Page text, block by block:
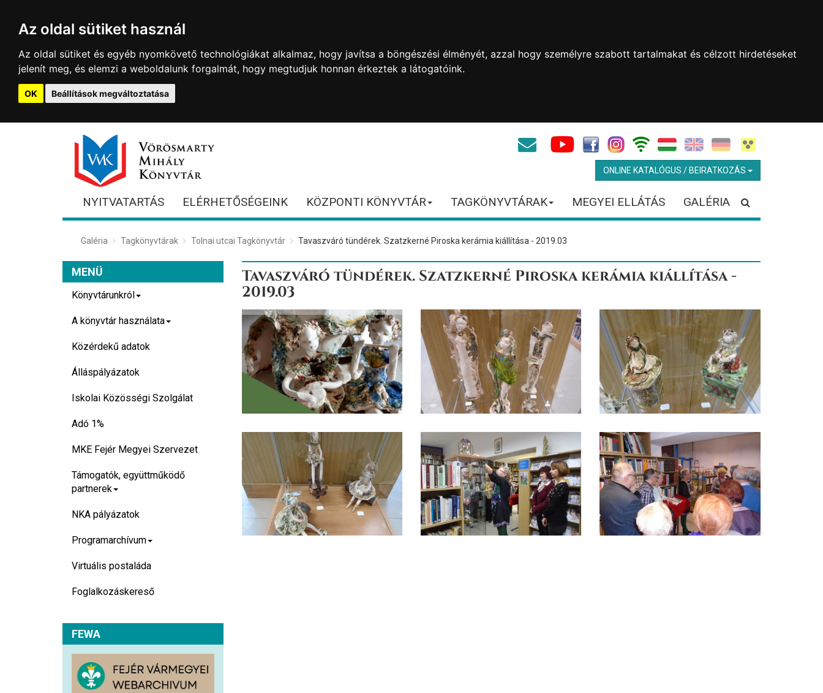
Az oldal sütiket használ
Az oldal sütiket és egyéb nyomkövető technológiákat alkalmaz, hogy javítsa a böngészési élményét, azzal hogy személyre szabott tartalmakat és célzott hirdetéseket
jelenít meg, és elemzi a weboldalunk forgalmát, hogy megtudjuk honnan érkeztek a látogatóink.
OK Beállítások megváltoztatása
ONLINE KATALÓGUS / BEIRATKOZÁS
NYITVATARTÁS ELÉRHETŐSÉGEINK KÖZPONTI KÖNYVTÁR TAGKÖNYVTÁRAK MEGYEI ELLÁTÁS GALÉRIA
Galéria Tagkönyvtárak Tolnai utcai Tagkönyvtár Tavaszváró tündérek. Szatzkerné Piroska kerámia kiállítása - 2019.03
Tavaszváró tündérek. Szatzkerné Piroska kerámia kiállítása -
2019.03
MENÜ
Könyvtárunkról
A könyvtár használata
Közérdekű adatok
Álláspályázatok
Iskolai Közösségi Szolgálat
Adó 1%
MKE Fejér Megyei Szervezet
Támogatók, együttműködő
partnerek
NKA pályázatok
Programarchívum
Virtuális postaláda
Foglalkozáskereső
FEWA